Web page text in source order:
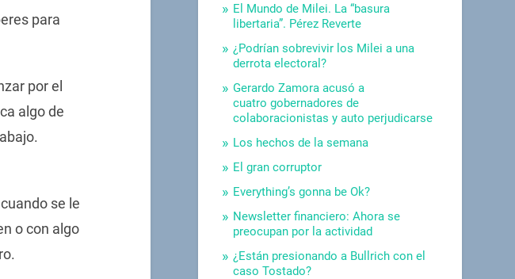
para
por el
algo de
se le
o con algo
El Mundo de Milei. La “basura
libertaria”. Pérez Reverte
¿Podrían sobrevivir los Milei a una
derrota electoral?
Gerardo Zamora acusó a
cuatro gobernadores de
colaboracionistas y auto perjudicarse
Los hechos de la semana
El gran corruptor
Everything’s gonna be Ok?
Newsletter financiero: Ahora se
preocupan por la actividad
¿Están presionando a Bullrich con el
caso Tostado?